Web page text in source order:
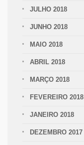
JULHO 2018
JUNHO 2018
MAIO 2018
ABRIL 2018
MARÇO 2018
FEVEREIRO 2018
JANEIRO 2018
DEZEMBRO 2017